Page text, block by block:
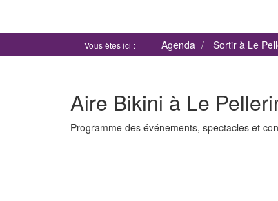
Vous êtes ici : Agenda Sortir à Le
Aire Bikini à Le
Programme des événements, spectacles et